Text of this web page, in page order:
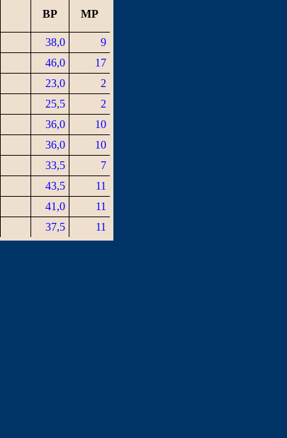
BP MP
38,0
9
46,0
17
23,0
2
25,5
2
36,0
10
36,0
10
33,5
7
43,5
11
41,0
11
37,5 11